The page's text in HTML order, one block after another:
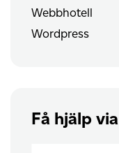
Webbhotell
Wordpress
Få hjälp